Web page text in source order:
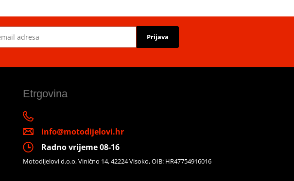
Prijava
Etrgovina
info@motodijelovi.hr
Radno vrijeme 08-16
Motodijelovi d.o.o, Vinično 14, 42224 Visoko, OIB: HR47754916016